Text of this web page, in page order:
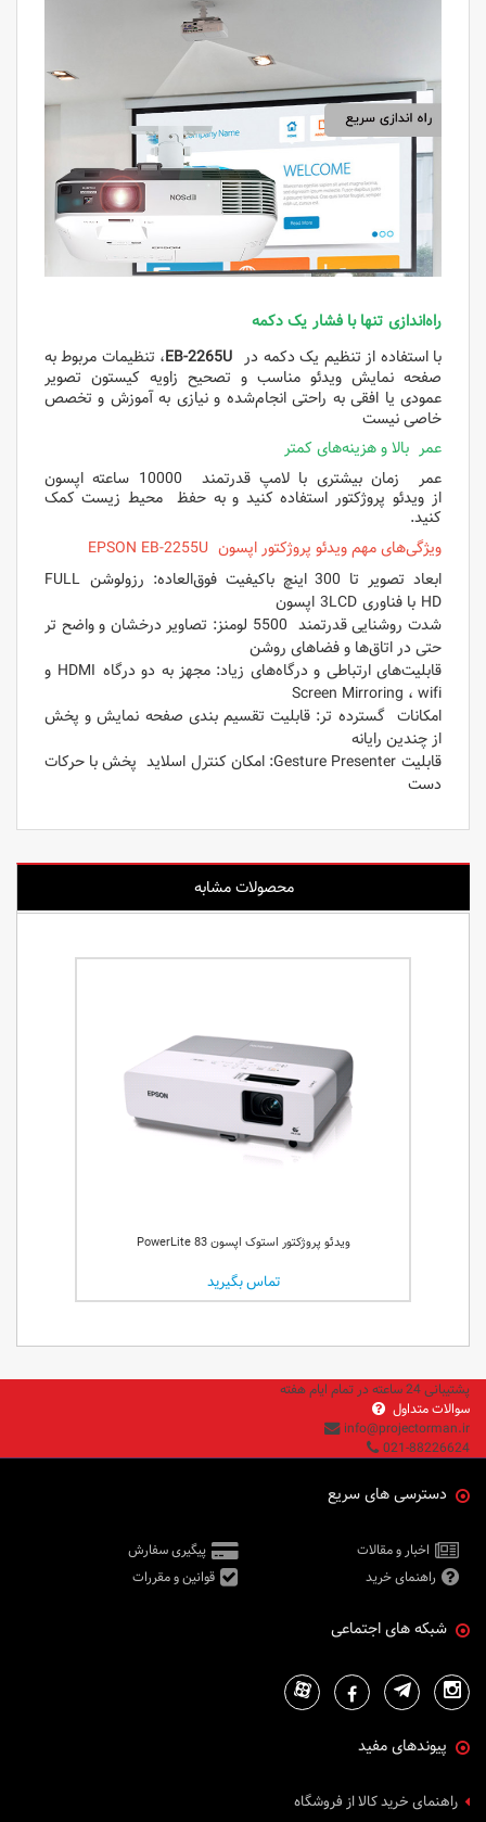
راه‌اندازی تنها با فشار یک دکمه
با استفاده از تنظیم یک دکمه در
، تنظیمات مربوط به
صفحه‌ نمایش ویدئو مناسب و تصحیح زاویه کیستون تصویر
عمودی یا افقی به‌ راحتی انجام‌شده و نیازی به آموزش و تخصص
خاصی نیست
عمر بالا و هزینه‌های کمتر
عمر زمان بیشتری با لامپ قدرتمند 10000 ساعته اپسون
از ویدئو پروژکتور استفاده کنید و به حفظ محیط زیست کمک
کنید.
ویژگی‌های مهم ویدئو پروژکتور اپسون EPSON EB-2255U
ابعاد تصویر تا 300 اینچ باکیفیت فوق‌العاده: رزولوشن FULL
HD با فناوری 3LCD اپسون
شدت روشنایی قدرتمند 5500 لومنز: تصاویر درخشان و واضح تر
حتی در اتاق‌ها و فضاهای روشن
قابلیت‌های ارتباطی و درگاه‌های زیاد: مجهز به دو درگاه HDMI و
Screen Mirroring ، wifi
امکانات گسترده‌ تر: قابلیت تقسیم بندی صفحه نمایش و پخش
از چندین رایانه
قابلیت Gesture Presenter: امکان کنترل اسلاید پخش با حرکات
دست
محصولات مشابه
ویدئو پروژکتور استوک اپسون PowerLite 83
تماس بگیرید
پشتیبانی 24 ساعته در تمام ایام هفته
سوالات متداول
info@projectorman.ir
021-88226624
دسترسی های سریع
اخبار و مقالات
پیگیری سفارش
راهنمای خرید
قوانین و مقررات
شبکه های اجتماعی
پیوندهای مفید
راهنمای خرید کالا از فروشگاه